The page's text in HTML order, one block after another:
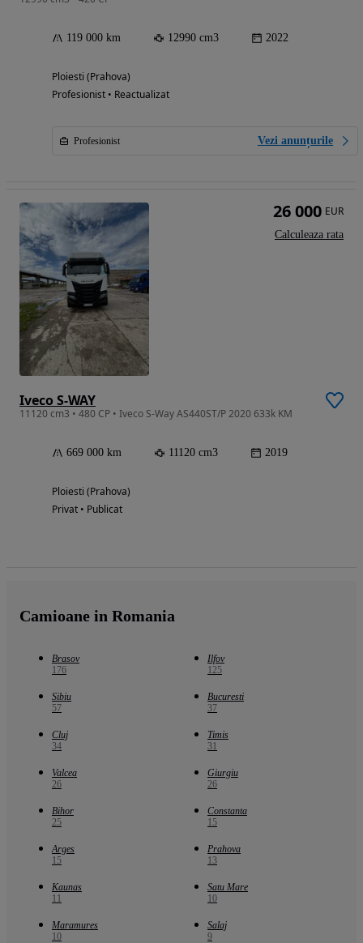
119 000 km 12990 cm3 2022
Ploiesti (Prahova)
Profesionist • Reactualizat
Profesionist Vezi anunțurile
Iveco S-WAY
11120 cm3 • 480 CP • Iveco S-Way AS440ST/P 2020 633k KM
669 000 km 11120 cm3 2019
Ploiesti (Prahova)
Privat • Publicat
26 000 EUR
Calculeaza rata
Camioane in Romania
Brasov
176
Ilfov
125
Sibiu
57
Bucuresti
37
Cluj
34
Timis
31
Valcea
26
Giurgiu
26
Bihor
25
Constanta
15
Arges
15
Prahova
13
Kaunas
11
Satu Mare
10
Maramures
10
Salaj
9